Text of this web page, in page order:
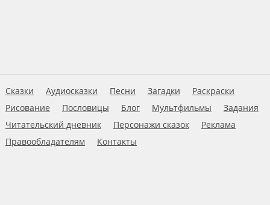
Сказки Аудиосказки Песни Загадки
Раскраски
Рисование
Пословицы Блог Мультфильмы
Задания
Читательский дневник
Персонажи сказок
Реклама
Правообладателям
Контакты